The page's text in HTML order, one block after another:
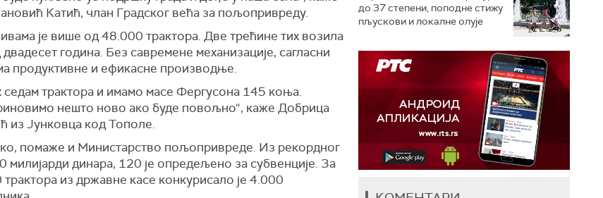
Катић, члан Градског већа за пољопривреду.
је више од 48.000 трактора. Две трећине тих возила
двадесет година. Без савремене механизације, сагласни
продуктивне и ефикасне производње.
седам трактора и имамо масе Фергусона 145 коња.
нешто ново ако буде повољно“, каже Добрица
из Јунковца код Тополе.
помаже и Министарство пољопривреде. Из рекордног
милијарди динара, 120 је опредељено за субвенције. За
из државне касе конкурисало је 4.000
до 37 степени, поподне стижу
пљускови и локалне олује